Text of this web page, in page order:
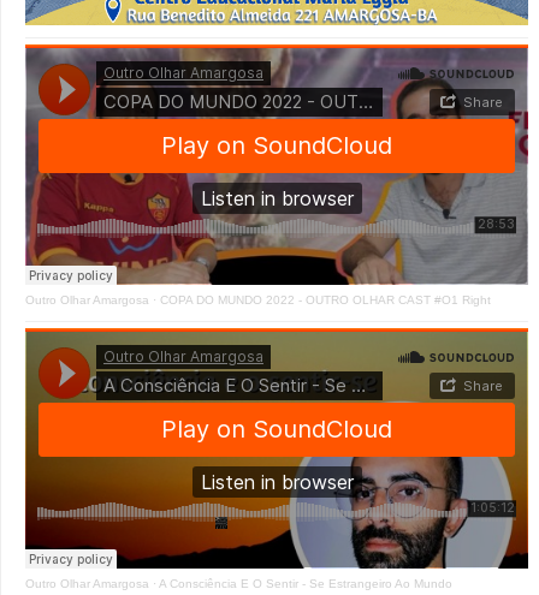
Outro Olhar Amargosa · COPA DO MUNDO 2022 - OUTRO OLHAR CAST #O1 Right
Outro Olhar Amargosa · A Consciência E O Sentir - Se Estrangeiro Ao Mundo